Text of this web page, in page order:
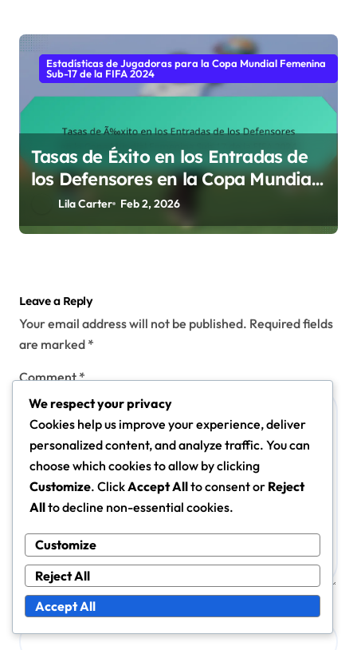
Estadísticas de Jugadoras para la Copa Mundial Femenina
Sub-17 de la FIFA 2024
Tasas de Éxito en los Entradas de
los Defensores en la Copa Mundial
Femenina Sub-17 de la FIFA 2024
Lila Carter Feb 2, 2026
Leave a Reply
Your email address will not be published. Required fields
are marked *
Comment*
Name*
We respect your privacy
Cookies help us improve your experience, deliver
personalized content, and analyze traffic. You can
choose which cookies to allow by clicking
Customize. ClickAccept Allto consent or Reject
Allto decline non-essential cookies.
Customize
Reject All
Accept All